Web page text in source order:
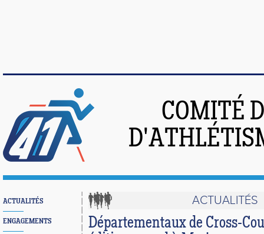
COMITÉ
ACTUALITÉS
ENGAGEMENTS
ACTUALITÉS
Départementaux de Cross-